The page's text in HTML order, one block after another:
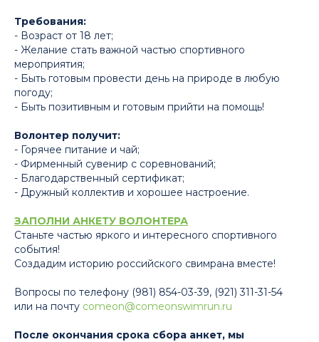
Требования:
- Возраст от 18 лет;
- Желание стать важной частью спортивного
мероприятия;
- Быть готовым провести день на природе в любую
погоду;
- Быть позитивным и готовым прийти на помощь!
Волонтер получит:
- Горячее питание и чай;
- Фирменный сувенир с соревнований;
- Благодарственный сертификат;
- Дружный коллектив и хорошее настроение.
ЗАПОЛНИ АНКЕТУ ВОЛОНТЕРА
Станьте частью яркого и интересного спортивного
события!
Создадим историю российского свимрана вместе!
Вопросы по телефону (981) 854-03-39, (921) 311-31-54
или на почту comeon@comeonswimrun.ru
После окончания срока сбора анкет, мы